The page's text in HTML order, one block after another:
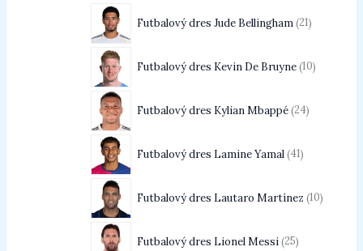
Futbalový dres Jude Bellingham 21
Futbalový dres Kevin De Bruyne 10
Futbalový dres Kylian Mbappé 24
Futbalový dres Lamine Yamal 41
Futbalový dres Lautaro Martínez 10
Futbalový dres Lionel Messi 25